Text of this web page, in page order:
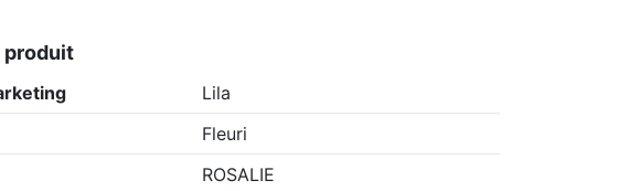
produit
Lila
Fleuri
ROSALIE